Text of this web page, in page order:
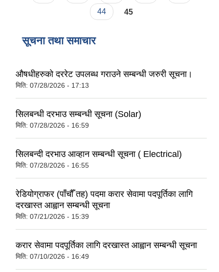
44
45
सूचना तथा समाचार
औषधीहरुको दररेट उपलब्ध गराउने सम्बन्धी जरुरी सूचना।
मिति: 07/28/2026 - 17:13
सिलबन्धी दरभाउ सम्बन्धी सूचना (Solar)
मिति: 07/28/2026 - 16:59
सिलबन्दी दरभाउ आव्हान सम्बन्धी सूचना ( Electrical)
मिति: 07/28/2026 - 16:55
रेडियोग्राफर (पाँचौँ तह) पदमा करार सेवामा पदपूर्तिका लागि
दरखास्त आह्वान सम्बन्धी सूचना
मिति: 07/21/2026 - 15:39
करार सेवामा पदपूर्तिका लागि दरखास्त आह्वान सम्बन्धी सूचना
मिति: 07/10/2026 - 16:49